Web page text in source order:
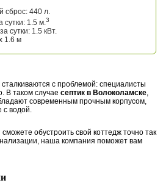
сброс: 440 л.
сутки: 1.5 м.3
сутки: 1.5 кВт.
1.6 м
с проблемой: специалисты
В таком случае септик в Волоколамске,
современным прочным корпусом,
с водой.
обустроить свой коттедж точно так
наша компания поможет вам